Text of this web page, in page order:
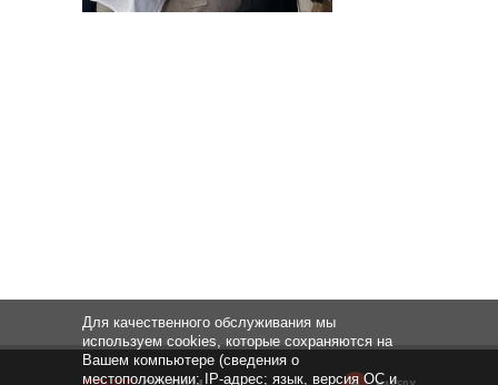
Для качественного обслуживания мы
используем cookies, которые сохраняются на
Вашем компьютере (сведения о
местоположении; IP-адрес; язык, версия ОС и